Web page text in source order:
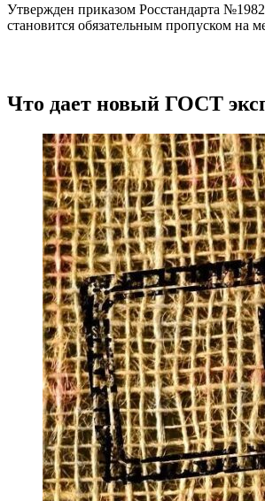
Утвержден приказом Росстандарта
становится обязательным пропуском на
Что дает новый ГОСТ